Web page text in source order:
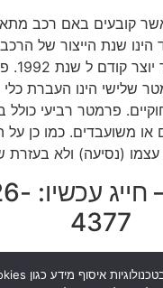
קובעים באם רכב
שנת הייצור של
לגריטה
שלישי הינו העברת
פרמטר רביעי כולל
או משועבדים. כמו כן על
עצמו (נסיעה) ולא בעזרת
מענה
4377